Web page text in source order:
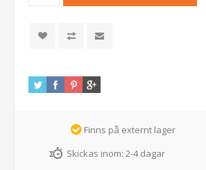
Finns på externt lager
Skickas inom: 2-4 dagar